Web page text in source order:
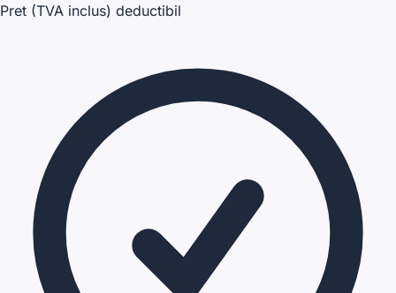
Pret (TVA inclus) deductibil